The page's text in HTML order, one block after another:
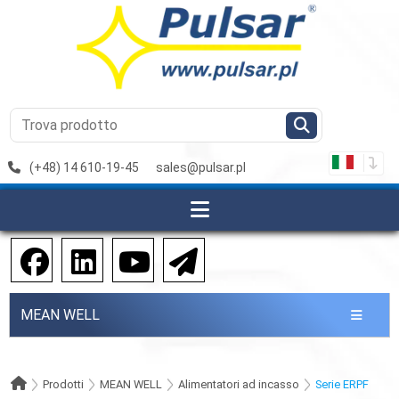
(+48) 14 610-19-45 sales@pulsar.pl
MEAN WELL
Prodotti MEAN WELL Alimentatori ad incasso Serie ERPF